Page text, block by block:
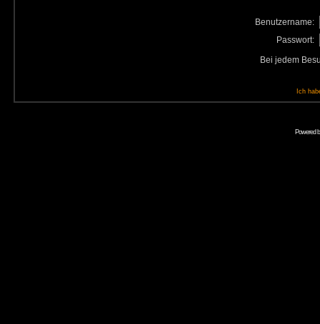
Benutzername:
Passwort:
Bei jedem
Ich
Powered